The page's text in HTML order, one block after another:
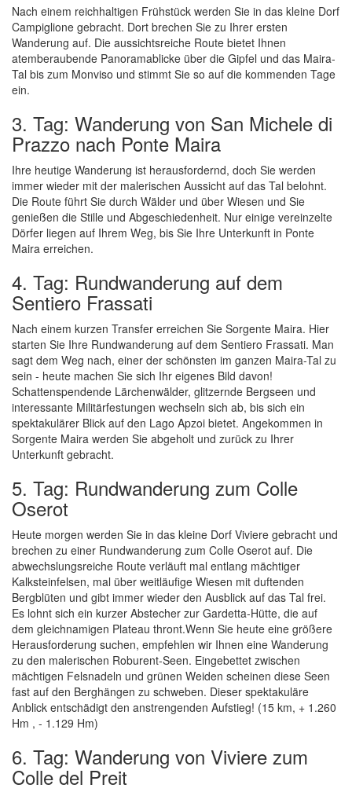
Nach einem reichhaltigen Frühstück werden Sie in das kleine Dorf
Campiglione gebracht. Dort brechen Sie zu Ihrer ersten
Wanderung auf. Die aussichtsreiche Route bietet Ihnen
atemberaubende Panoramablicke über die Gipfel und das Maira-
Tal bis zum Monviso und stimmt Sie so auf die kommenden Tage
ein.
3. Tag: Wanderung von San Michele di
Prazzo nach Ponte Maira
Ihre heutige Wanderung ist herausfordernd, doch Sie werden
immer wieder mit der malerischen Aussicht auf das Tal belohnt.
Die Route führt Sie durch Wälder und über Wiesen und Sie
genießen die Stille und Abgeschiedenheit. Nur einige vereinzelte
Dörfer liegen auf Ihrem Weg, bis Sie Ihre Unterkunft in Ponte
Maira erreichen.
4. Tag: Rundwanderung auf dem
Sentiero Frassati
Nach einem kurzen Transfer erreichen Sie Sorgente Maira. Hier
starten Sie Ihre Rundwanderung auf dem Sentiero Frassati. Man
sagt dem Weg nach, einer der schönsten im ganzen Maira-Tal zu
sein - heute machen Sie sich Ihr eigenes Bild davon!
Schattenspendende Lärchenwälder, glitzernde Bergseen und
interessante Militärfestungen wechseln sich ab, bis sich ein
spektakulärer Blick auf den Lago Apzoi bietet. Angekommen in
Sorgente Maira werden Sie abgeholt und zurück zu Ihrer
Unterkunft gebracht.
5. Tag: Rundwanderung zum Colle
Oserot
Heute morgen werden Sie in das kleine Dorf Viviere gebracht und
brechen zu einer Rundwanderung zum Colle Oserot auf. Die
abwechslungsreiche Route verläuft mal entlang mächtiger
Kalksteinfelsen, mal über weitläufige Wiesen mit duftenden
Bergblüten und gibt immer wieder den Ausblick auf das Tal frei.
Es lohnt sich ein kurzer Abstecher zur Gardetta-Hütte, die auf
dem gleichnamigen Plateau thront.Wenn Sie heute eine größere
Herausforderung suchen, empfehlen wir Ihnen eine Wanderung
zu den malerischen Roburent-Seen. Eingebettet zwischen
mächtigen Felsnadeln und grünen Weiden scheinen diese Seen
fast auf den Berghängen zu schweben. Dieser spektakuläre
Anblick entschädigt den anstrengenden Aufstieg! (15 km, + 1.260
Hm , - 1.129 Hm)
6. Tag: Wanderung von Viviere zum
Colle del Preit